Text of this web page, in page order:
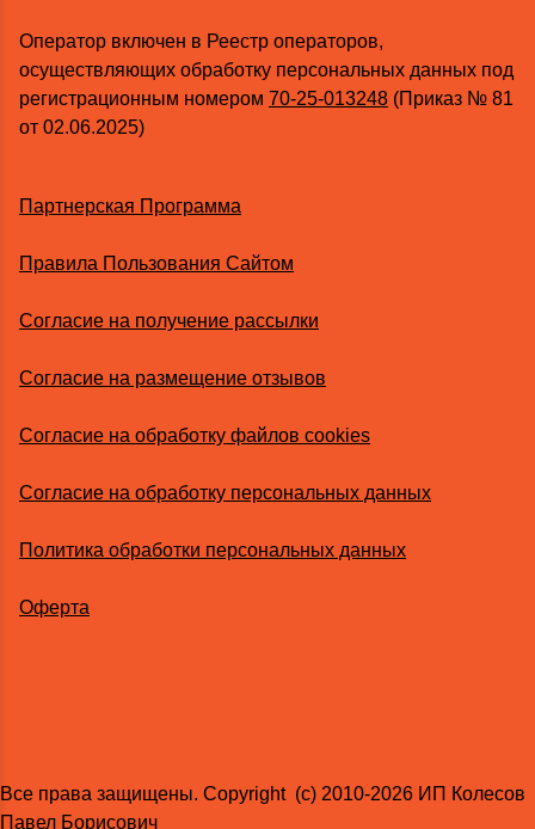
Оператор включен в Реестр операторов,
осуществляющих обработку персональных данных под
регистрационным номером 70-25-013248 (Приказ № 81
от 02.06.2025)
Партнерская Программа
Правила Пользования Сайтом
Согласие на получение рассылки
Согласие на размещение отзывов
Согласие на обработку файлов cookies
Согласие на обработку персональных данных
Политика обработки персональных данных
Оферта
Все права защищены. Copyright (с) 2010-2026 ИП Колесов
Павел Борисович